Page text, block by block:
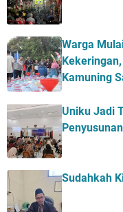
Warga
Kamuning
Uniku Jadi
Sudahkah